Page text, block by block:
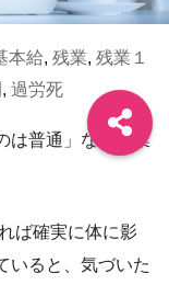
本給, 残業, 残業１
, 過労死
は普通」など残業
ば確実に体に影
いると、気づいた